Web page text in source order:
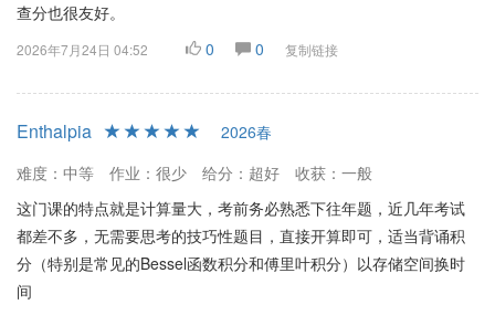
查分也很友好。
2026年7月24日 04:52 0 0 复制链接
Enthalpia
2026春
难度：中等
作业：很少 给分：超好
收获：一般
这门课的特点就是计算量大，考前务必熟悉下往年题，近几年考试
都差不多，无需要思考的技巧性题目，直接开算即可，适当背诵积
分（特别是常见的Bessel函数积分和傅里叶积分）以存储空间换时
间